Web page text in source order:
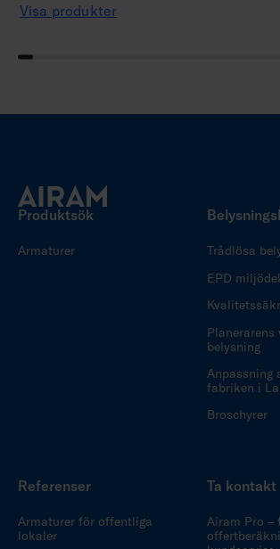
Visa produkter
Produktsök
Armaturer
Trådlösa
EPD
belysning
Anpassning
fabriken i
Broschyrer
Referenser
Armaturer för offentliga
lokaler
Ta kontakt
Airam Pro –